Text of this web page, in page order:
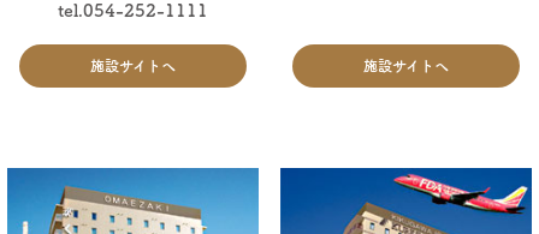
tel.054-252-1111
施設サイトへ 施設サイトへ